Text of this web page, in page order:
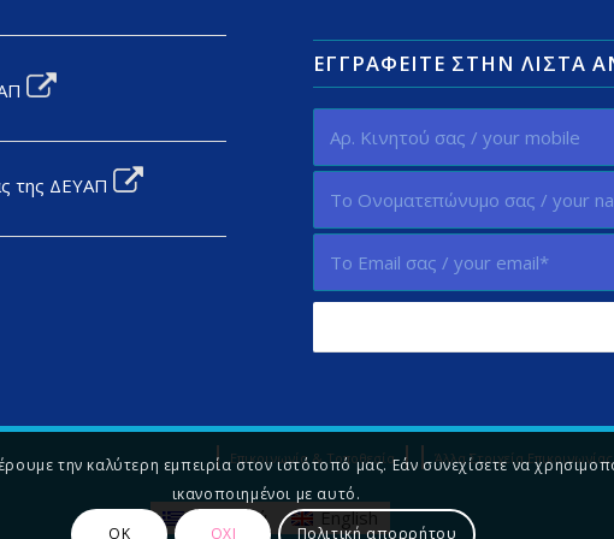
της ΔΕΥΑΠ
ΕΓΓΡΑΦΕΊΤΕ ΣΤΗΝ ΛΊΣΤΑ
Επικοινωνία & Τοποθεσία Άλλα Στοιχεία Επικοινωνίας
την καλύτερη εμπειρία στον ιστότοπό μας. Εάν συνεχίσετε να
ικανοποιημένοι με αυτό.
ΟΚ
ΟΧΙ Πολιτική απορρήτου
Ελληνικά English